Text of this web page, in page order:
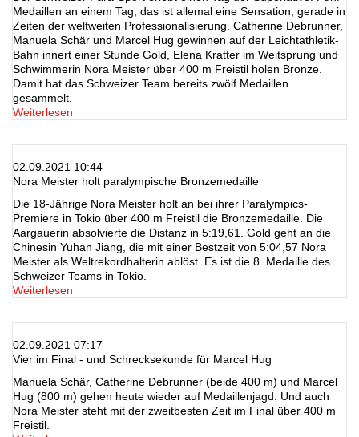
Medaillen an einem Tag, das ist allemal eine Sensation, gerade in
Zeiten der weltweiten Professionalisierung. Catherine Debrunner,
Manuela Schär und Marcel Hug gewinnen auf der Leichtathletik-
Bahn innert einer Stunde Gold, Elena Kratter im Weitsprung und
Schwimmerin Nora Meister über 400 m Freistil holen Bronze.
Damit hat das Schweizer Team bereits zwölf Medaillen
gesammelt.
Weiterlesen
02.09.2021 10:44
Nora Meister holt paralympische Bronzemedaille
Die 18-Jährige Nora Meister holt an bei ihrer Paralympics-
Premiere in Tokio über 400 m Freistil die Bronzemedaille. Die
Aargauerin absolvierte die Distanz in 5:19,61. Gold geht an die
Chinesin Yuhan Jiang, die mit einer Bestzeit von 5:04,57 Nora
Meister als Weltrekordhalterin ablöst. Es ist die 8. Medaille des
Schweizer Teams in Tokio.
Weiterlesen
02.09.2021 07:17
Vier im Final - und Schrecksekunde für Marcel Hug
Manuela Schär, Catherine Debrunner (beide 400 m) und Marcel
Hug (800 m) gehen heute wieder auf Medaillenjagd. Und auch
Nora Meister steht mit der zweitbesten Zeit im Final über 400 m
Freistil.